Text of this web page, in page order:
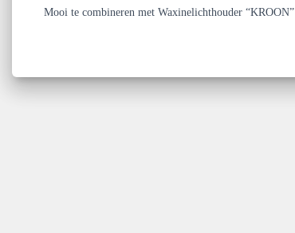
Mooi te combineren met Waxinelichthouder “KROON”